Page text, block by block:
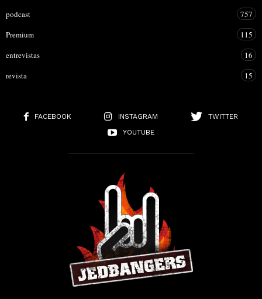
podcast
757
Premium
115
entrevistas
16
revista
15
FACEBOOK INSTAGRAM
TWITTER
YOUTUBE